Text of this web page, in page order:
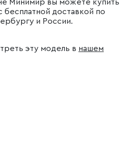
Минимир вы можете купить
бесплатной доставкой по
и России.
эту модель в нашем